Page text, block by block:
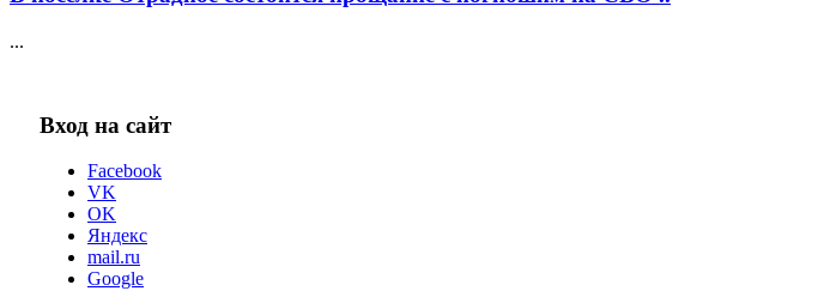
...
Вход на сайт
Facebook
VK
OK
Яндекс
mail.ru
Google